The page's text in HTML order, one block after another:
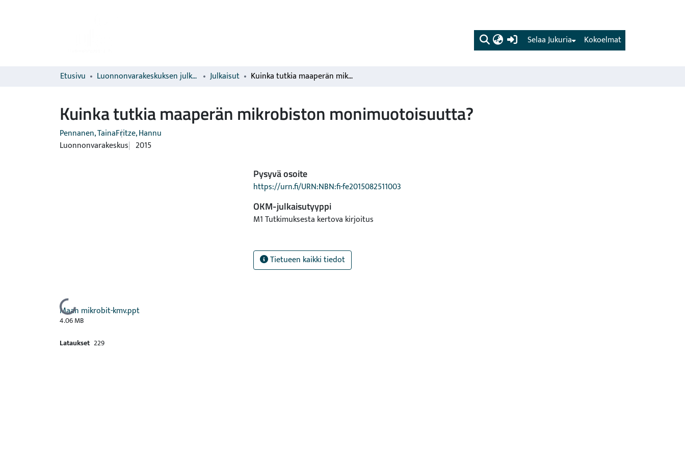
(current) Kokoelmat
Selaa Jukuria
Etusivu Luonnonvarakeskuksen julkaisut Julkaisut Kuinka tutkia maaperän mikrobiston monimuotoisuutta?
Kuinka tutkia maaperän mikrobiston monimuotoisuutta?
Pennanen, TainaFritze, Hannu
Luonnonvarakeskus 2015
Ladataan...
Maan mikrobit-kmv.ppt
4.06 MB
Lataukset 229
Pysyvä osoite
https://urn.fi/URN:NBN:fi-fe2015082511003
OKM-julkaisutyyppi
M1 Tutkimuksesta kertova kirjoitus
Tietueen kaikki tiedot